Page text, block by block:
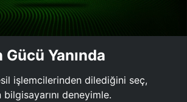
Yanında
işlemcilerinden dilediğini seç,
deneyimle.